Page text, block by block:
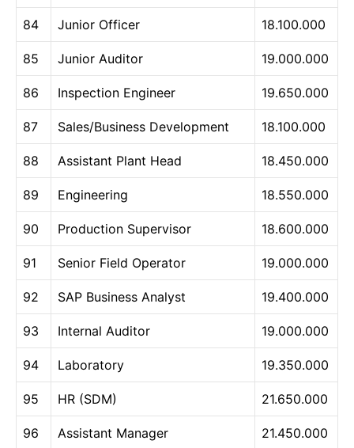
84 Junior Officer 18.100.000
85 Junior Auditor 19.000.000
86 Inspection Engineer 19.650.000
87 Sales/Business Development 18.100.000
88 Assistant Plant Head 18.450.000
89 Engineering 18.550.000
90 Production Supervisor 18.600.000
91 Senior Field Operator 19.000.000
92 SAP Business Analyst 19.400.000
93 Internal Auditor 19.000.000
94 Laboratory 19.350.000
95 HR (SDM) 21.650.000
96 Assistant Manager 21.450.000